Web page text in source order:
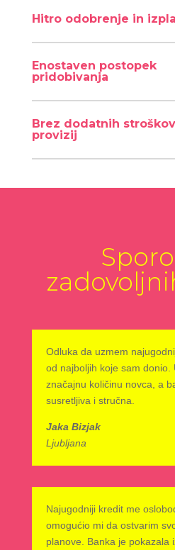
Hitro odobrenje in
Enostaven postopek
pridobivanja
Brez dodatnih
provizij
Odluka da uzmem
od najboljih koje sam donio.
značajnu količinu novca, a
susretljiva i stručna.
Jaka Bizjak
Ljubljana
Najugodniji kredit me
omogućio mi da ostvarim
planove. Banka je pokazala